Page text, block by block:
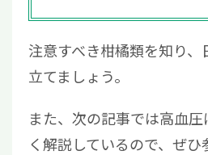
注意すべき柑橘類を知り
立てましょう。
また、次の記事では高血
く解説しているので、ぜひ